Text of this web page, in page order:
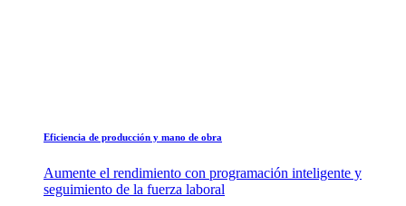
Eficiencia de producción y mano de obra
Aumente el rendimiento con programación inteligente y
seguimiento de la fuerza laboral